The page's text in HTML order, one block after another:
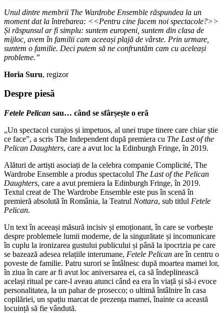
Unul dintre membrii The Wardrobe Ensemble răspundea la un
moment dat la întrebarea: <<Pentru cine facem noi spectacole?>>
Și răspunsul ar fi simplu: suntem europeni, suntem din clasa de
mijloc, avem în familii cam aceeași plajă de vârste. Prin urmare,
suntem o familie. Deci putem să ne confruntăm cam cu aceleași
probleme.”
Horia Suru, regizor
Despre piesă
Fetele Pelican sau… când se sfârșește o eră
„Un spectacol curajos și impetuos, al unei trupe tinere care chiar știe
ce face”, a scris The Independent după premiera cu The Last of the
Pelican Daughters, care a avut loc la Edinburgh Fringe, în 2019.
Alături de artiști asociați de la celebra companie Complicité, The
Wardrobe Ensemble a produs spectacolul The Last of the Pelican
Daughters, care a avut premiera la Edinburgh Fringe, în 2019.
Textul creat de The Wardrobe Ensemble este pus în scenă în
premieră absolută în România, la Teatrul Nottara, sub titlul Fetele
Pelican.
Un text în aceeași măsură incisiv și emoționant, în care se vorbește
despre problemele lumii moderne, de la singurătate și incomunicare
în cuplu la ironizarea gustului publicului și până la ipocrizia pe care
se bazează adesea relațiile interumane, Fetele Pelican are în centru o
poveste de familie. Patru surori se întâlnesc după moartea mamei lor,
în ziua în care ar fi avut loc aniversarea ei, ca să îndeplinească
același ritual pe care-l aveau atunci când ea era în viață și să-i evoce
personalitatea, la un pahar de prosecco; o ultimă întâlnire în casa
copilăriei, un spațiu marcat de prezența mamei, înainte ca această
locuință să fie vândută.